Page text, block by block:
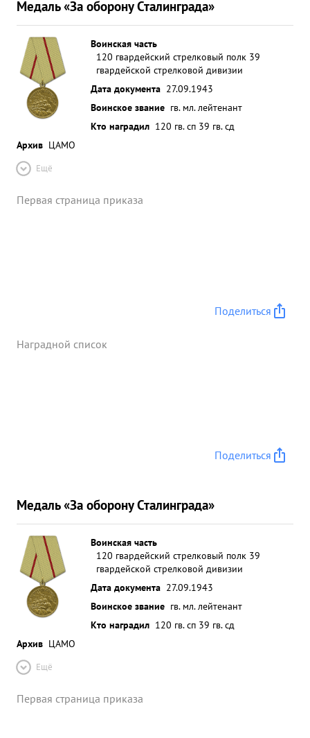
Медаль «За оборону Сталинграда»
Воинская часть
120 гвардейский стрелковый полк 39
гвардейской стрелковой дивизии
Дата документа 27.09.1943
Воинское звание гв. мл. лейтенант
Кто наградил 120 гв. сп 39 гв. сд
Архив ЦАМО
Ещё
Первая страница приказа
Поделиться
Наградной список
Поделиться
Медаль «За оборону Сталинграда»
Воинская часть
120 гвардейский стрелковый полк 39
гвардейской стрелковой дивизии
Дата документа 27.09.1943
Воинское звание гв. мл. лейтенант
Кто наградил 120 гв. сп 39 гв. сд
Архив ЦАМО
Ещё
Первая страница приказа